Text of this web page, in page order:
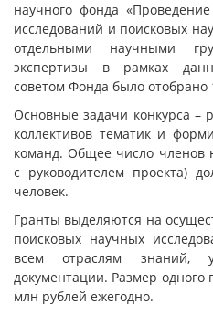
научного фонда
исследований и поисковых
отдельными научными
экспертизы в рамках
советом Фонда было отобрано
Основные задачи конкурса –
коллективов тематик и
команд. Общее число членов
с руководителем проекта)
человек.
Гранты выделяются на
поисковых научных
всем отраслям знаний,
документации. Размер одного
млн рублей ежегодно.